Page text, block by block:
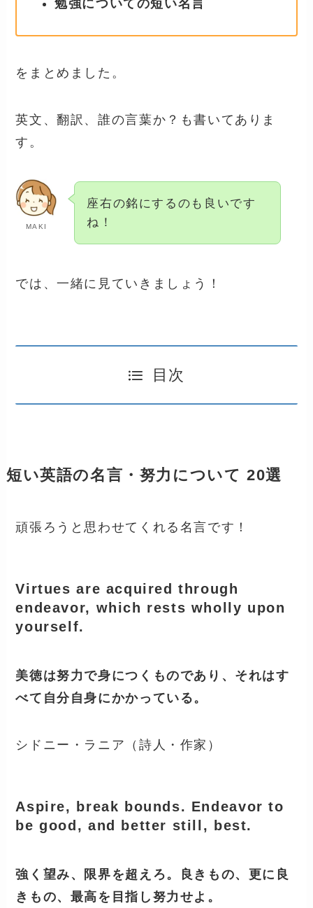
勉強についての短い名言
をまとめました。
英文、翻訳、誰の言葉か？も書いてありま
す。
MAKI
座右の銘にするのも良いです
ね！
では、一緒に見ていきましょう！
目次
短い英語の名言・努力について 20選
頑張ろうと思わせてくれる名言です！
Virtues are acquired through
endeavor, which rests wholly upon
yourself.
美徳は努力で身につくものであり、それはす
べて自分自身にかかっている。
シドニー・ラニア（詩人・作家）
Aspire, break bounds. Endeavor to
be good, and better still, best.
強く望み、限界を超えろ。良きもの、更に良
きもの、最高を目指し努力せよ。